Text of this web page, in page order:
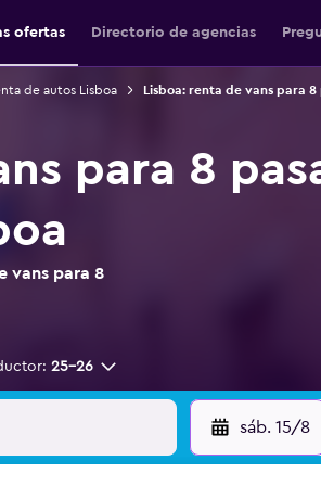
ofertas Directorio de agencias
de autos Lisboa Lisboa: renta de vans para 8
para 8
vans para 8
25-26
sáb. 15/8